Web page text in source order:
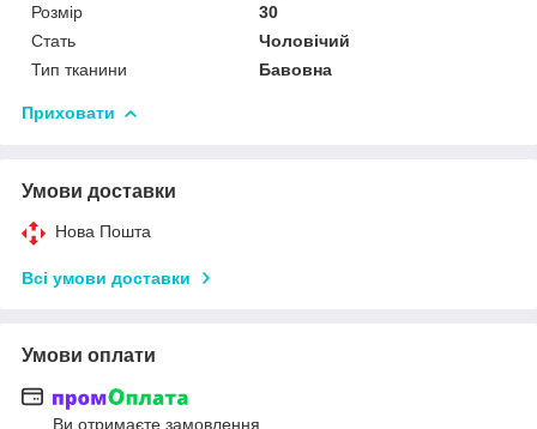
Розмір
30
Стать
Чоловічий
Тип тканини
Бавовна
Приховати
Умови доставки
Нова Пошта
Всі умови доставки
Умови оплати
Ви отримаєте замовлення